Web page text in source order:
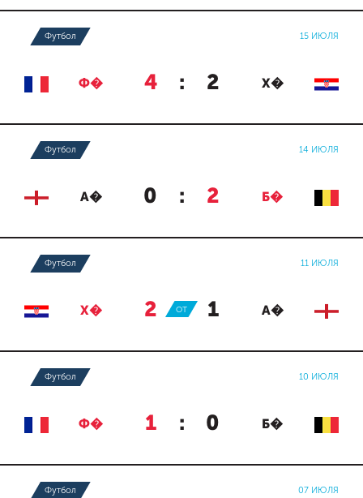
Футбол 15 ИЮЛЯ
Ф� 4 : 2 Х�
Футбол 14 ИЮЛЯ
А� 0 : 2 Б�
Футбол 11 ИЮЛЯ
Х� 2 : 1 А�
ОТ
Футбол 10 ИЮЛЯ
Ф� 1 : 0 Б�
Футбол 07 ИЮЛЯ